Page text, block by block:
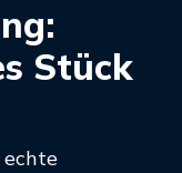
Stück